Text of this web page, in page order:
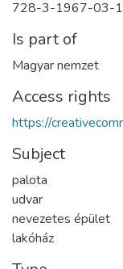
728-3-1967-03-
Is part of
Magyar nemzet
Access rights
https://
Subject
palota
udvar
nevezetes épület
lakóház